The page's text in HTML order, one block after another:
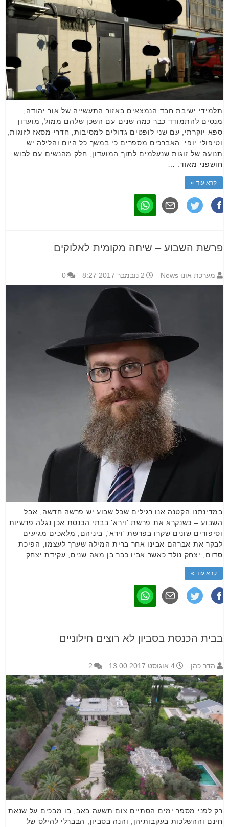
תלמידי ישיבת חבד הנמצאים באזור התעשייה של אור יהודה,
מנסים להתמודד כבר כמה שנים עם השכן שלהם ממול, מועדון
ספא יוקרתי, עם שני לופטים גדולים למסיבות, חדרי מסאז לזוגות,
וטיפולי יופי. האברכים מספרים כי במשך כל היום והלילה יש
תנועה של זוגות שנעלמים לתוך המועדון, חלק מהנשים עם לבוש
חושפני מאוד. …
קרא עוד »
פרשת השבוע – שיחה מקומית לאלוקים
מערכת אונו News 2 נובמבר 2017 8:27 0
במדינתנו הקטנה אנו רגילים שכל שבוע יש פרשה חדשה, אבל
השבוע – כשנקרא את פרשת 'וירא' בבתי הכנסת אכן נגלה פרשיות
וסיפורים שונים שקרו בפרשת 'וירא', ביניהם, מלאכים מגיעים
לבקר את אברהם אבינו אחר ברית המילה שערך לעצמו, הפיכת
סדום, יצחק נולד כאשר אביו כבר בן מאה שנים, עקידת יצחק …
קרא עוד »
בבית הכנסת בסביון לא רוצים חילוניים
הדר כהן 4 אוגוסט 2017 13:00 2
רק לפני מספר ימים הסתיים צום תשעה באב, בו מבכים על שנאת
חינם וההשלכות בעקבותיהן, והנה בסביון, הבברלי להילס של